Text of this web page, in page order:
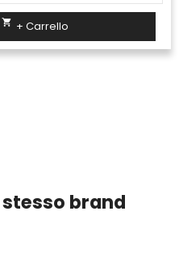
 + Carrello
brand